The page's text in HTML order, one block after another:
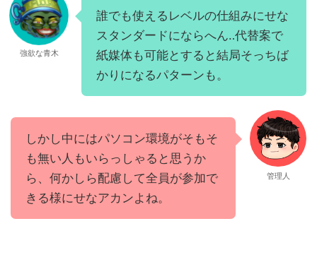
強欲な青木
誰でも使えるレベルの仕組みにせな
スタンダードにならへん‥代替案で
紙媒体も可能とすると結局そっちば
かりになるパターンも。
しかし中にはパソコン環境がそもそ
も無い人もいらっしゃると思うか
ら、何かしら配慮して全員が参加で
きる様にせなアカンよね。
管理人